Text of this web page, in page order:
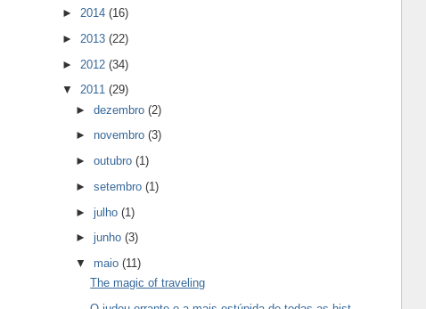
► 2014 (16)
► 2013 (22)
► 2012 (34)
▼ 2011 (29)
►dezembro(2)
►novembro(3)
►outubro(1)
►setembro(1)
►julho(1)
►junho(3)
▼maio(11)
The magic of traveling